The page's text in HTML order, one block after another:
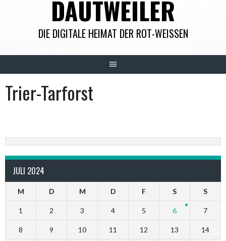
DAUTWEILER
DIE DIGITALE HEIMAT DER ROT-WEISSEN
Trier-Tarforst
JULI 2024
M D M D F S S
1 2 3 4 5 6 7
8 9 10 11 12 13 14